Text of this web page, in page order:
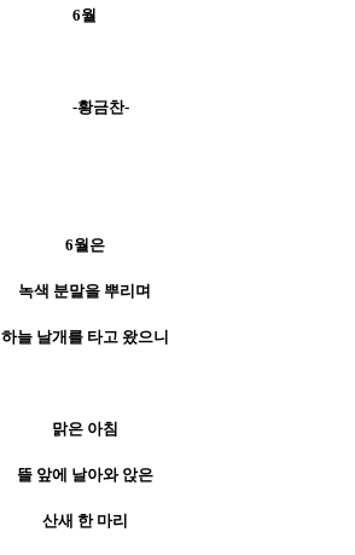
6월
-황금찬-
6월은
녹색 분말을 뿌리며
하늘 날개를 타고 왔으니
맑은 아침
뜰 앞에 날아와 앉은
산새 한 마리